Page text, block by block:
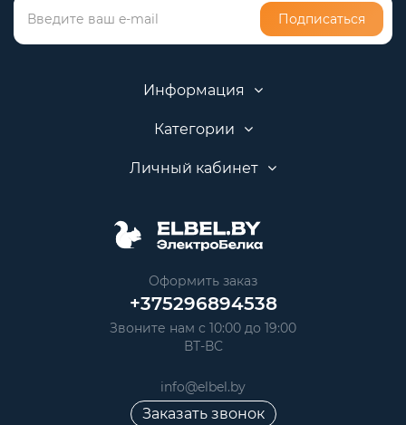
Подписаться
Информация
Категории
Личный кабинет
Оформить заказ
+375296894538
Звоните нам с 10:00 до 19:00
ВТ-ВС
info@elbel.by
Заказать звонок